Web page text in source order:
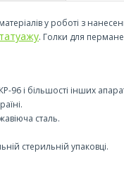
у роботі з
. Голки для
96 і більшості інших
сталь.
стерильній упаковці.